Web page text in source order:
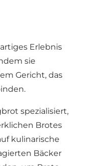
Erlebnis
sie
Gericht, das
spezialisiert,
Brotes
kulinarische
Bäcker